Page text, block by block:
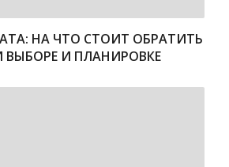
НА ЧТО СТОИТ ОБРАТИТЬ
И ПЛАНИРОВКЕ